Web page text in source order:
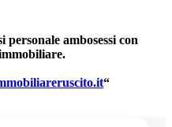
ambosessi con
“